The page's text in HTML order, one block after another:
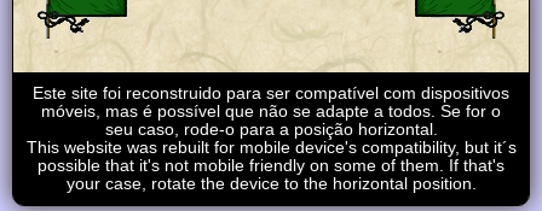
Este site foi reconstruido para ser compatível com dispositivos
móveis, mas é possível que não se adapte a todos. Se for o
seu caso, rode-o para a posição horizontal.
This website was rebuilt for mobile device's compatibility, but it´s
possible that it's not mobile friendly on some of them. If that's
your case, rotate the device to the horizontal position.